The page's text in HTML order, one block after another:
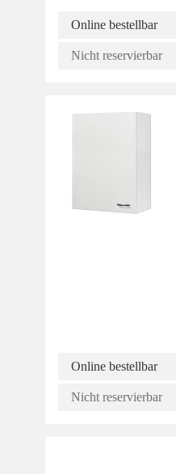
Online bestellbar
Nicht reservierbar
Online bestellbar
Nicht reservierbar